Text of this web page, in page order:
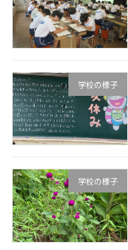
学校の様子
学校の様子